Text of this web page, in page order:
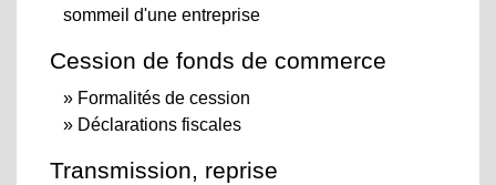
sommeil d'une entreprise
Cession de fonds de commerce
Formalités de cession
Déclarations fiscales
Transmission, reprise